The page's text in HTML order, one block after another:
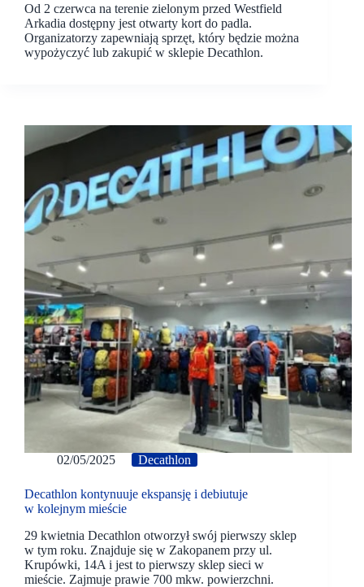
Od 2 czerwca na terenie zielonym przed Westfield
Arkadia dostępny jest otwarty kort do padla.
Organizatorzy zapewniają sprzęt, który będzie można
wypożyczyć lub zakupić w sklepie Decathlon.
02/05/2025 Decathlon
Decathlon kontynuuje ekspansję i debiutuje
w kolejnym mieście
29 kwietnia Decathlon otworzył swój pierwszy sklep
w tym roku. Znajduje się w Zakopanem przy ul.
Krupówki, 14A i jest to pierwszy sklep sieci w
mieście. Zajmuje prawie 700 mkw. powierzchni.